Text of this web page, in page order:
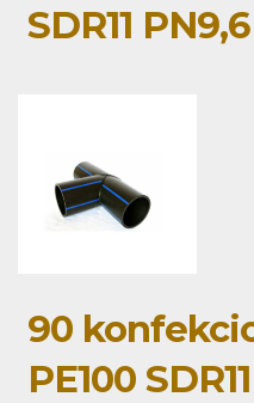
SDR11 PN9,6
90
PE100